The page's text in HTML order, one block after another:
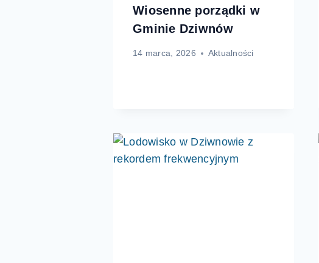
Wiosenne porządki w
Gminie Dziwnów
14 marca, 2026 Aktualności